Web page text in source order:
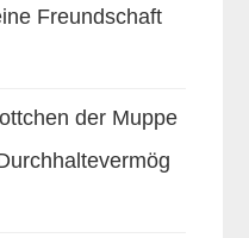
Freundschaft
der Muppe